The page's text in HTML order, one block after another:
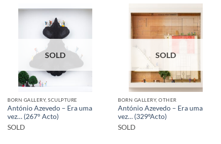
SOLD
BORN GALLERY, SCULPTURE
António Azevedo – Era uma
vez… (267° Acto)
SOLD
SOLD
BORN GALLERY, OTHER
António Azevedo – Era uma
vez… (329ºActo)
SOLD